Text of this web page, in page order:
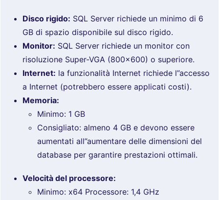
Disco rigido: SQL Server richiede un minimo di 6
GB di spazio disponibile sul disco rigido.
Monitor: SQL Server richiede un monitor con
risoluzione Super-VGA (800×600) o superiore.
Internet: la funzionalità Internet richiede l”accesso
a Internet (potrebbero essere applicati costi).
Memoria:
Minimo: 1 GB
Consigliato: almeno 4 GB e devono essere
aumentati all”aumentare delle dimensioni del
database per garantire prestazioni ottimali.
Velocità del processore:
Minimo: x64 Processore: 1,4 GHz